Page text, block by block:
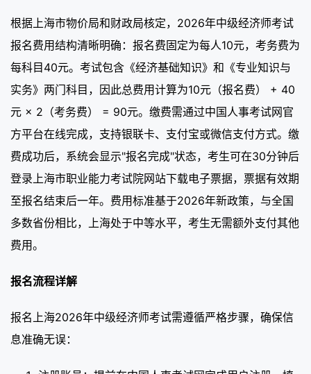
根据上海市物价局和财政局核定，2026年中级经济师考试
报名费用结构清晰明确：报名费固定为每人10元，考务费为
每科目40元。考试包含《经济基础知识》和《专业知识与
实务》两门科目，因此总费用计算为10元（报名费） + 40
元 × 2（考务费） = 90元。缴费需通过中国人事考试网官
方平台在线完成，支持银联卡、支付宝或微信支付方式。缴
费成功后，系统会显示"报名完成"状态，考生可在30分钟后
登录上海市职业能力考试院网站下载电子票据，票据有效期
至报名结束后一年。费用标准基于2026年新政策，与全国
多数省份相比，上海处于中等水平，考生无需额外支付其他
费用。
报名流程详解
报名上海2026年中级经济师考试需遵循严格步骤，确保信
息准确无误：